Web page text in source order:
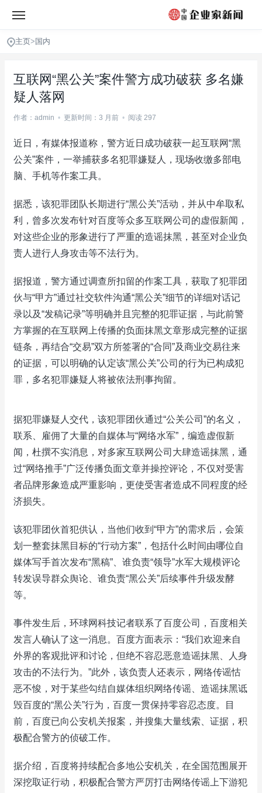
主页> 国内
互联网“黑公关”案件警方成功破获 多名嫌
疑人落网
作者：admin • 更新时间：3 月前 • 阅读 297
近日，有媒体报道称，警方近日成功破获一起互联网“黑
公关”案件，一举捕获多名犯罪嫌疑人，现场收缴多部电
脑、手机等作案工具。
据悉，该犯罪团队长期进行“黑公关”活动，并从中牟取私
利，曾多次发布针对百度等众多互联网公司的虚假新闻，
对这些企业的形象进行了严重的造谣抹黑，甚至对企业负
责人进行人身攻击等不法行为。
据报道，警方通过调查所扣留的作案工具，获取了犯罪团
伙与“甲方”通过社交软件沟通“黑公关”细节的详细对话记
录以及“发稿记录”等明确并且完整的犯罪证据，与此前警
方掌握的在互联网上传播的负面抹黑文章形成完整的证据
链条，再结合“交易”双方所签署的“合同”及商业交易往来
的证据，可以明确的认定该“黑公关”公司的行为已构成犯
罪，多名犯罪嫌疑人将被依法刑事拘留。
据犯罪嫌疑人交代，该犯罪团伙通过“公关公司”的名义，
联系、雇佣了大量的自媒体与“网络水军”，编造虚假新
闻，杜撰不实消息，对多家互联网公司大肆造谣抹黑，通
过“网络推手”广泛传播负面文章并操控评论，不仅对受害
者品牌形象造成严重影响，更使受害者造成不同程度的经
济损失。
该犯罪团伙首犯供认，当他们收到“甲方”的需求后，会策
划一整套抹黑目标的“行动方案”，包括什么时间由哪位自
媒体写手首次发布“黑稿”、谁负责“领导”水军大规模评论
转发误导群众舆论、谁负责“黑公关”后续事件升级发酵
等。
事件发生后，环球网科技记者联系了百度公司，百度相关
发言人确认了这一消息。百度方面表示：“我们欢迎来自
外界的客观批评和讨论，但绝不容忍恶意造谣抹黑、人身
攻击的不法行为。”此外，该负责人还表示，网络传谣怙
恶不悛，对于某些勾结自媒体组织网络传谣、造谣抹黑诋
毁百度的“黑公关”行为，百度一贯保持零容忍态度。目
前，百度已向公安机关报案，并搜集大量线索、证据，积
极配合警方的侦破工作。
据介绍，百度将持续配合多地公安机关，在全国范围展开
深挖取证行动，积极配合警方严厉打击网络传谣上下游犯